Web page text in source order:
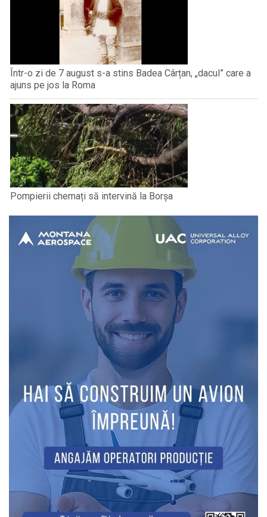
Într-o zi de 7 august s-a stins Badea Cârțan, „dacul” care a
ajuns pe jos la Roma
Pompierii chemați să intervină la Borșa